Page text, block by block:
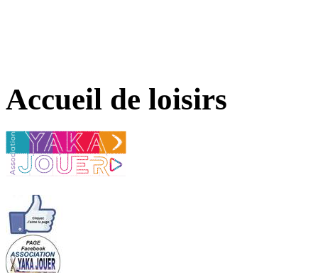
Accueil de loisirs